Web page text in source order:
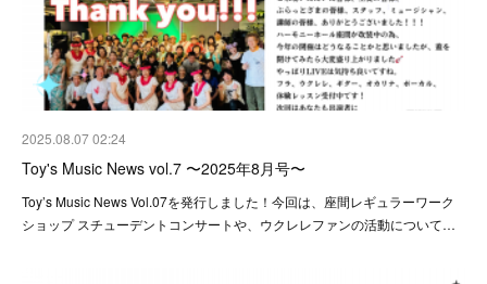
2025.08.07 02:24
Toy's Music News vol.7 〜2025年8月号〜
Toy’s Music News Vol.07を発行しました！今回は、座間レギュラーワーク
ショップ スチューデントコンサートや、ウクレレファンの活動について…